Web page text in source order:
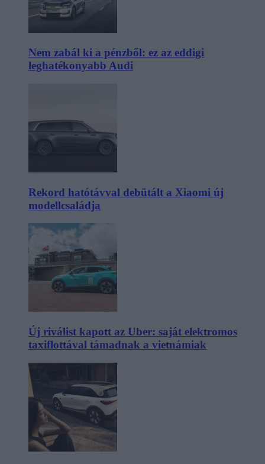
Nem zabál ki a pénzből: ez az eddigi
leghatékonyabb Audi
Rekord hatótávval debütált a Xiaomi új
modellcsaládja
Új riválist kapott az Uber: saját elektromos
taxiflottával támadnak a vietnámiak